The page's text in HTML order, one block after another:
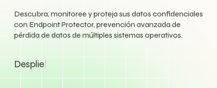
Descubra, monitoree y proteja sus datos confidenciales
con Endpoint Protector, prevención avanzada de
pérdida de datos de múltiples sistemas operativos.
|